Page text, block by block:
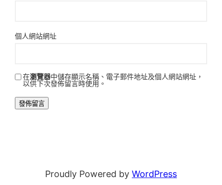
個人網站網址
在瀏覽器中儲存顯示名稱、電子郵件地址及個人網站網址，
以供下次發佈留言時使用。
Proudly Powered by WordPress